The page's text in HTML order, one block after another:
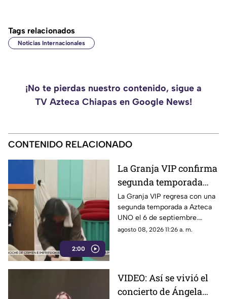
Tags relacionados
Noticias Internacionales
¡No te pierdas nuestro contenido, sigue a
TV Azteca Chiapas en Google News!
CONTENIDO RELACIONADO
2:00
La Granja VIP confirma
segunda temporada
con contenido
exclusivo y sorpresas
La Granja VIP regresa con una
segunda temporada a Azteca
UNO el 6 de septiembre.
Mallezaa repetirá como host
agosto 08, 2026 11:26 a. m.
VIDEO: Así se vivió el
concierto de Ángela